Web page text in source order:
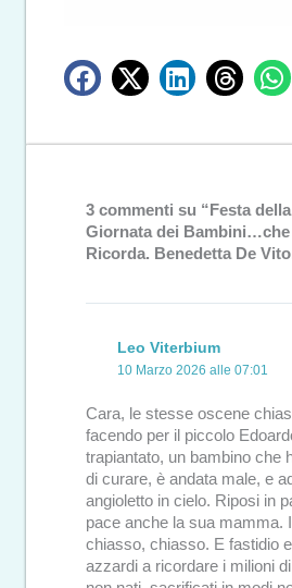
3 commenti su “Festa
Giornata dei Bambini…che
Ricorda. Benedetta De
Leo Viterbium
10 Marzo 2026 alle 07:01
Cara, le stesse oscene
facendo per il piccolo
trapiantato, un bambino che
di curare, è andata male, e
angioletto in cielo. Riposi in
pace anche la sua mamma.
chiasso, chiasso. E fastidio
azzardi a ricordare i milioni